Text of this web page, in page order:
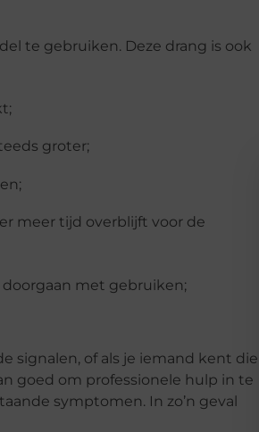
te gebruiken. Deze drang is ook
groter;
meer tijd overblijft voor de
met gebruiken;
signalen, of als je iemand kent die
goed om professionele hulp in te
symptomen. In zo’n geval